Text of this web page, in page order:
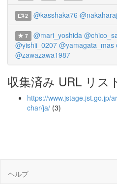
2 @kasshaka76
7 @mari_yoshida
@yishii_0207 @yamagata_mas
@zawazawa1987
収集済み URL リス
https://www.jstage.jst.go.jp/
char/ja/ (3)
ヘルプ